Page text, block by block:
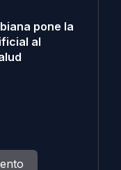
pone la
al